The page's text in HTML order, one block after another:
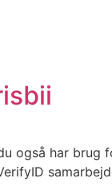
også har brug